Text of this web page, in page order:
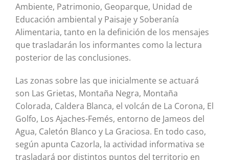
Ambiente, Patrimonio, Geoparque, Unidad de
Educación ambiental y Paisaje y Soberanía
Alimentaria, tanto en la definición de los mensajes
que trasladarán los informantes como la lectura
posterior de las conclusiones.
Las zonas sobre las que inicialmente se actuará
son Las Grietas, Montaña Negra, Montaña
Colorada, Caldera Blanca, el volcán de La Corona, El
Golfo, Los Ajaches-Femés, entorno de Jameos del
Agua, Caletón Blanco y La Graciosa. En todo caso,
según apunta Cazorla, la actividad informativa se
trasladará por distintos puntos del territorio en